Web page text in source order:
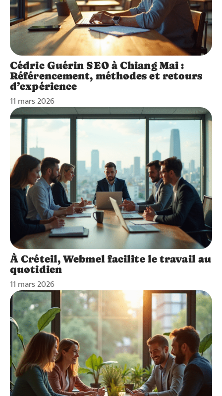
Cédric Guérin SEO à Chiang Mai :
Référencement, méthodes et retours
d’expérience
11 mars 2026
À Créteil, Webmel facilite le travail au
quotidien
11 mars 2026